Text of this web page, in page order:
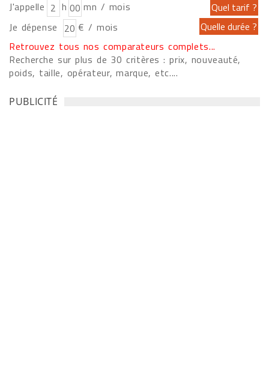
J'appelle h
mn / mois
Je dépense
€ / mois
Retrouvez tous nos comparateurs complets...
Recherche sur plus de 30 critères : prix, nouveauté,
poids, taille, opérateur, marque, etc....
PUBLICITÉ